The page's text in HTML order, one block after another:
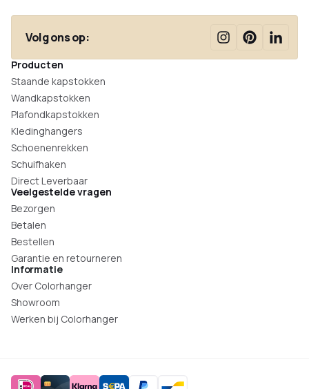
Volg ons op:
Producten
Staande kapstokken
Wandkapstokken
Plafondkapstokken
Kledinghangers
Schoenenrekken
Schuifhaken
Direct Leverbaar
Veelgestelde vragen
Bezorgen
Betalen
Bestellen
Garantie en retourneren
Informatie
Over Colorhanger
Showroom
Werken bij Colorhanger